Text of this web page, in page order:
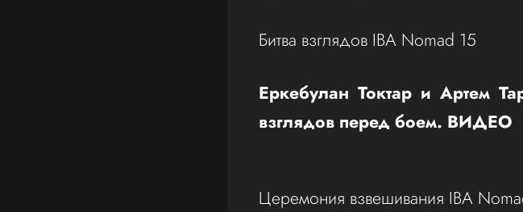
Битва взглядов IBA Nomad 15
Еркебулан Токтар и Артем
взглядов перед боем. ВИДЕО
Церемония взвешивания IBA